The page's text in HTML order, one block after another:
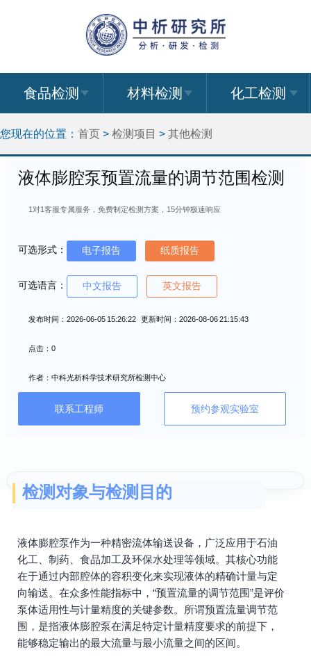
食品检测 材料检测 化工检测
您现在的位置： 首页 > 检测项目 > 其他检测
液体膨腔泵预置流量的调节范围检测
1对1客服专属服务，免费制定检测方案，15分钟极速响应
可选形式： 电子报告 纸质报告
可选语言： 中文报告 英文报告
发布时间：2026-06-05 15:26:22 更新时间：2026-08-06 21:15:43
点击：0
作者：中科光析科学技术研究所检测中心
联系工程师 预约参观实验室
检测对象与检测目的
液体膨腔泵作为一种精密流体输送设备，广泛应用于石油
化工、制药、食品加工及环保水处理等领域。其核心功能
在于通过内部腔体的容积变化来实现液体的精确计量与定
向输送。在众多性能指标中，“预置流量的调节范围”是评价
泵体适用性与计量精度的关键参数。所谓预置流量调节范
围，是指液体膨腔泵在满足特定计量精度要求的前提下，
能够稳定输出的最大流量与最小流量之间的区间。